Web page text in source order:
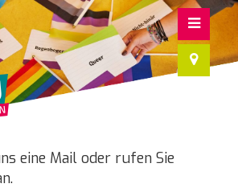
eine Mail oder rufen Sie